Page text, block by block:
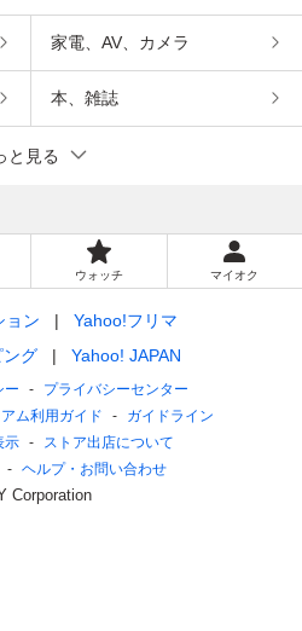
家電、AV、カメラ
本、雑誌
と見る
ウォッチ マイオク
ョン
Yahoo!フリマ
グ
Yahoo! JAPAN
ー
プライバシーセンター
ム利用ガイド
ガイドライン
示
ストア出店について
ヘルプ・お問い合わせ
Corporation